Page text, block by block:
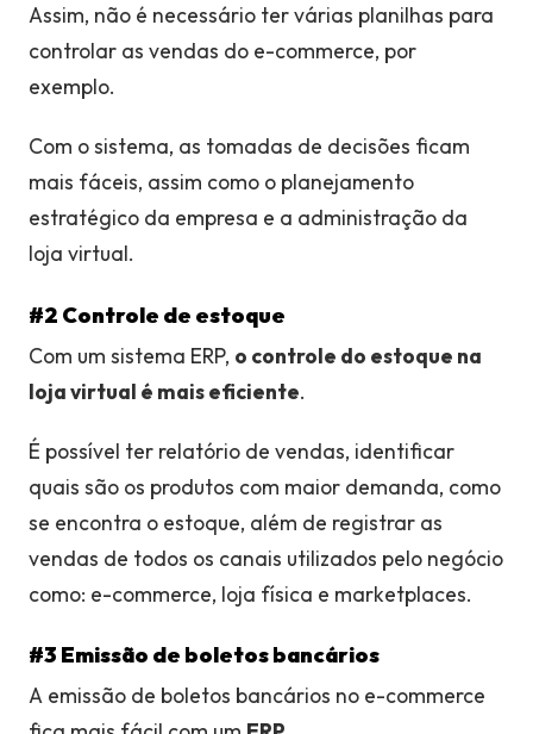
Assim, não é necessário ter várias planilhas para
controlar as vendas do e-commerce, por
exemplo.
Com o sistema, as tomadas de decisões ficam
mais fáceis, assim como o planejamento
estratégico da empresa e a administração da
loja virtual.
#2 Controle de estoque
Com um sistema ERP, o controle do estoque na
loja virtual é mais eficiente.
É possível ter relatório de vendas, identificar
quais são os produtos com maior demanda, como
se encontra o estoque, além de registrar as
vendas de todos os canais utilizados pelo negócio
como: e-commerce, loja física e marketplaces.
#3 Emissão de boletos bancários
A emissão de boletos bancários no e-commerce